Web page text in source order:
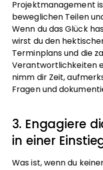
Projektmanagement
beweglichen Teilen
Wenn du das Glück
wirst du den
Terminplans und die
Verantwortlichkeiten
nimm dir Zeit,
Fragen und
3. Engagiere
in einer
Was ist, wenn du